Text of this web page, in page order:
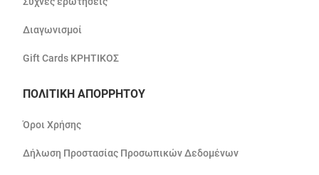
Διαγωνισμοί
Gift Cards ΚΡΗΤΙΚΟΣ
ΠΟΛΙΤΙΚΗ ΑΠΟΡΡΗΤΟΥ
Όροι Χρήσης
Δήλωση Προστασίας Προσωπικών Δεδομένων